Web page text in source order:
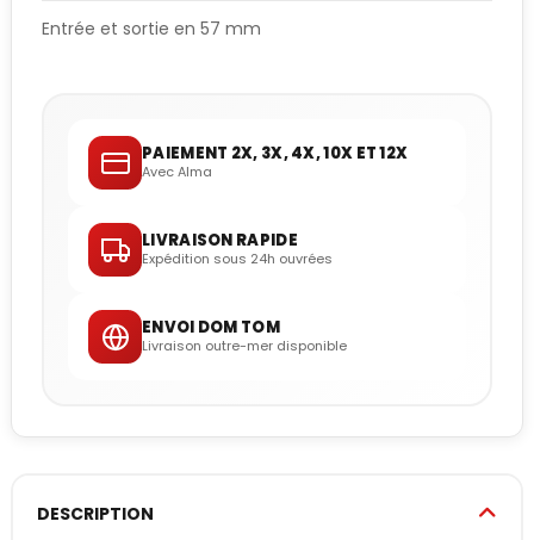
Entrée et sortie en 57 mm
PAIEMENT 2X, 3X, 4X, 10X ET 12X
Avec Alma
LIVRAISON RAPIDE
Expédition sous 24h ouvrées
ENVOI DOM TOM
Livraison outre-mer disponible
DESCRIPTION